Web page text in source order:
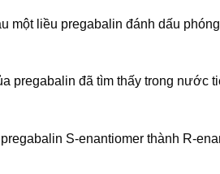
một liều pregabalin đánh dấu
pregabalin đã tìm thấy trong nước
S-enantiomer thành R-